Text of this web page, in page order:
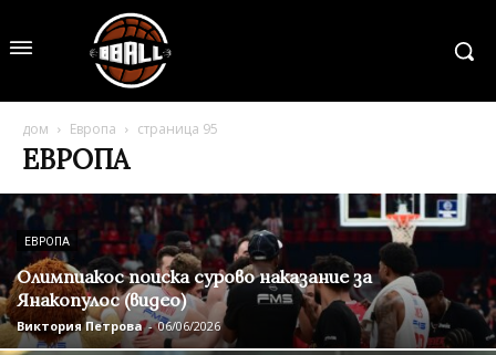
дом Европа страница 95
ЕВРОПА
ЕВРОПА
Олимпиакос поиска сурово наказание за
Янакопулос (видео)
Виктория Петрова - 06/06/2026